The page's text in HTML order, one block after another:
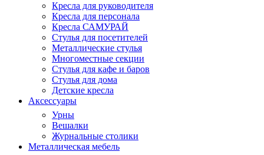
Кресла для руководителя
Кресла для персонала
Кресла САМУРАЙ
Стулья для посетителей
Металлические стулья
Многоместные секции
Стулья для кафе и баров
Стулья для дома
Детские кресла
Аксессуары
Урны
Вешалки
Журнальные столики
Металлическая мебель